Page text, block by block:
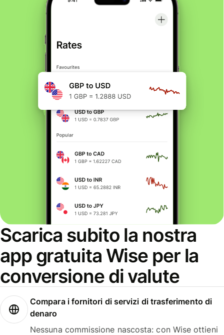
Scarica subito la nostra
app gratuita Wise per la
conversione di valute
Compara i fornitori di servizi di trasferimento di
denaro
Nessuna commissione nascosta: con Wise ottieni